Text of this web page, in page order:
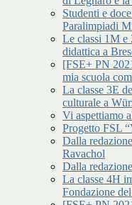
Studenti e
Paralimpiadi
Le classi 1M e
didattica a
[FSE+ PN
mia scuola
La classe 3E
culturale a
Vi aspettiamo
Progetto FSL
Dalla
Ravachol
Dalla
La classe 4H
Fondazione